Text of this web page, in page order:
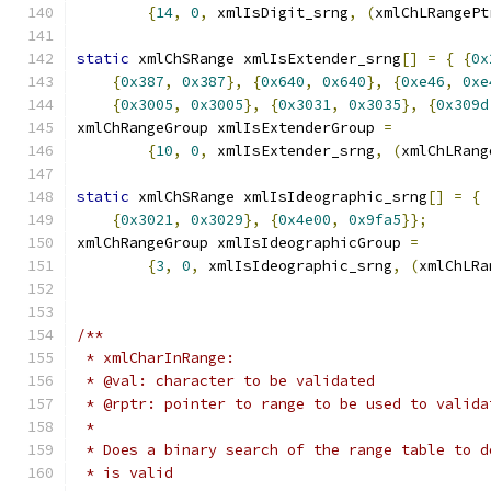
{14, 0, xmlIsDigit_srng, (
static xmlChSRange xmlIsExtender_srng[] = { {
{0x387, 0x387}, {0x640, 0x640}, {0xe46,
{0x3005, 0x3005}, {0x3031, 0x3035}, {0x309d
xmlChRangeGroup xmlIsExtenderGroup =
{10, 0, xmlIsExtender_srng, (
static xmlChSRange xmlIsIdeographic_srng[] = {
{0x3021, 0x3029}, {0x4e00, 0x9fa5}};
xmlChRangeGroup xmlIsIdeographicGroup =
{3, 0, xmlIsIdeographic_srng, (
/**
* xmlCharInRange:
* @val: character to be validated
* @rptr: pointer to range to be used to
*
* Does a binary search of the range table to
* is valid